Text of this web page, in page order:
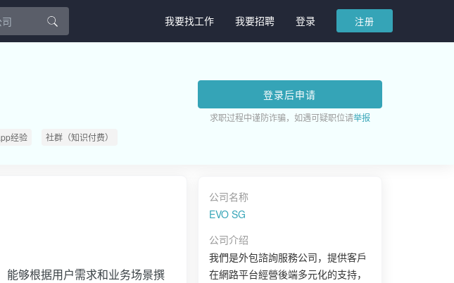
我要找工作 我要招聘 登录 注册
经验 社群（知识付费）
登录后申请
求职过程中谨防诈骗，如遇可疑职位请举报
能够根据用户需求和业务场景撰
公司名称
EVO SG
公司介绍
我們是外包諮詢服務公司，提供客戶
在網路平台經營後端多元化的支持，